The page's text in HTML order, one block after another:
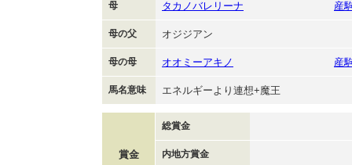
母 タカノバレリーナ 産
母の父 オジジアン
母の母 オオミーアキノ 産
馬名意味 エネルギーより連想+魔王
賞金
総賞金
内地方賞金